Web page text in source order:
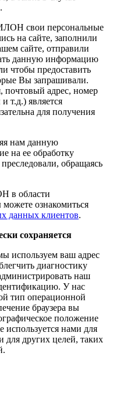
свои персональные
на сайте, заполнили
сайте, отправили
данную информацию
чтобы предоставить
Вы запрашивали.
адрес, номер
т.д.) является
для получения
нам данную
на ее обработку
обращаясь
в области
ознакомиться
данных клиентов.
сохраняется
используем ваш адрес
диагностику
наш
У нас
тип операционной
браузера вы
положение
используется нами для
для других целей, таких